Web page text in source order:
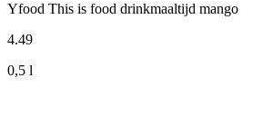
Yfood This is food drinkmaaltijd mango
4.49
0,5 l